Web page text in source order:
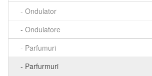
- Ondulator
- Ondulatore
- Parfumuri
- Parfurmuri